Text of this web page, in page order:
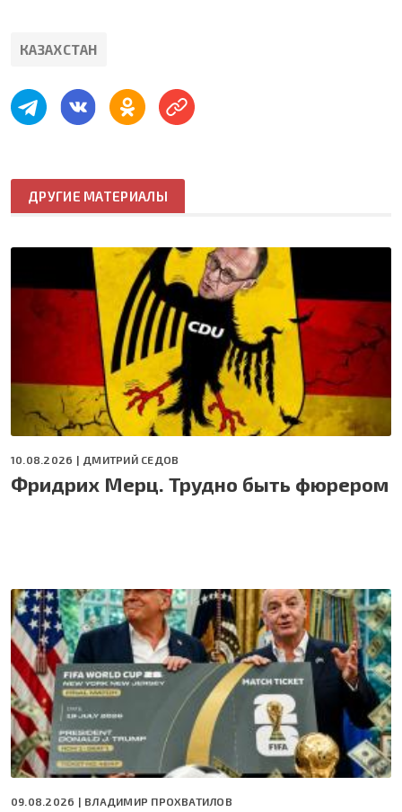
КАЗАХСТАН
ДРУГИЕ МАТЕРИАЛЫ
10.08.2026 | ДМИТРИЙ СЕДОВ
Фридрих Мерц. Трудно быть фюрером
09.08.2026 | ВЛАДИМИР ПРОХВАТИЛОВ